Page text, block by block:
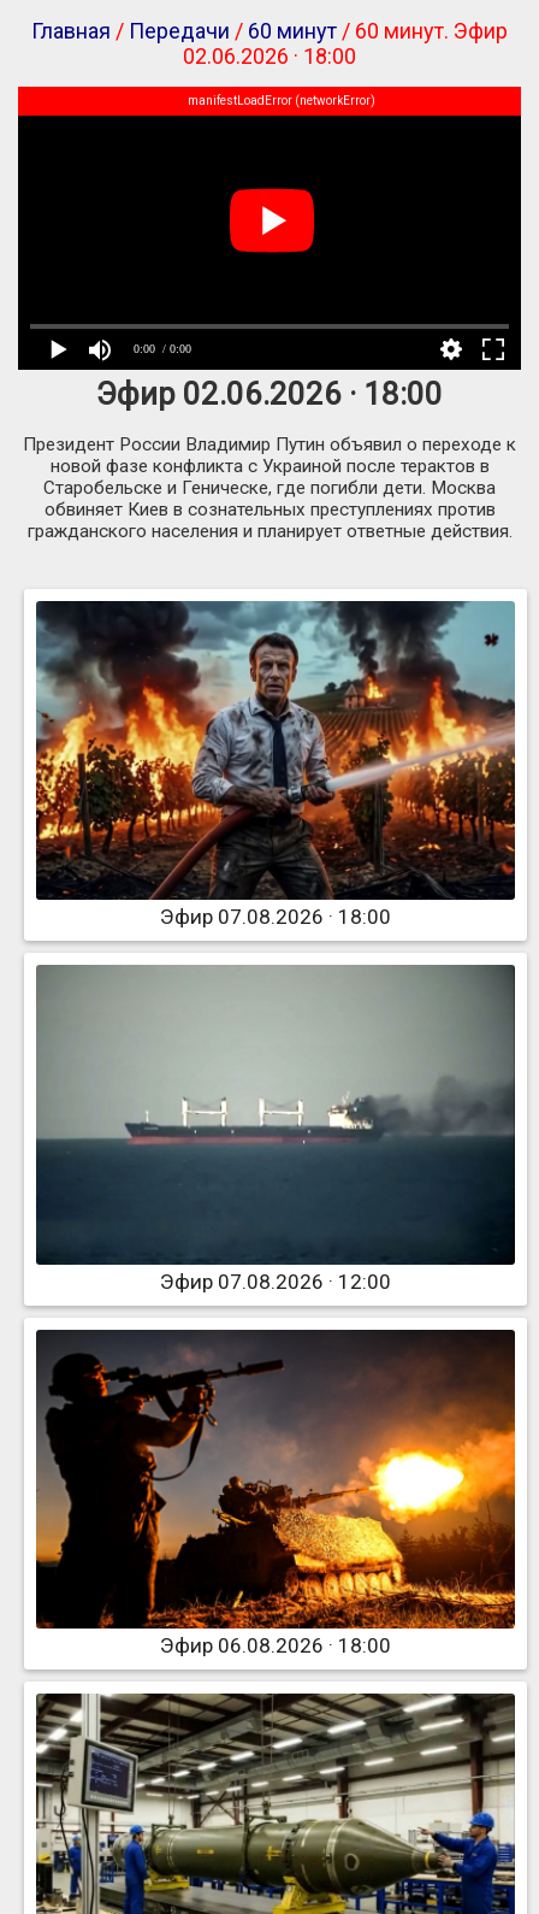
Главная / Передачи / 60 минут / 60 минут. Эфир
02.06.2026 · 18:00
0:00 / 0:00
manifestLoadError (networkError)
Эфир 02.06.2026 · 18:00
Президент России Владимир Путин объявил о переходе к
новой фазе конфликта с Украиной после терактов в
Старобельске и Геническе, где погибли дети. Москва
обвиняет Киев в сознательных преступлениях против
гражданского населения и планирует ответные действия.
Эфир 07.08.2026 · 18:00
Эфир 07.08.2026 · 12:00
Эфир 06.08.2026 · 18:00